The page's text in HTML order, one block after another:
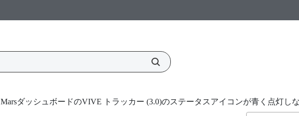
MarsダッシュボードのVIVE トラッカー (3.0)のステータスアイコンが青く点灯し